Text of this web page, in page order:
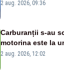
catastrofă pentru
2 aug. 2026, 09:36
Carburanții s-au
motorina este la
2 aug. 2026, 12:02